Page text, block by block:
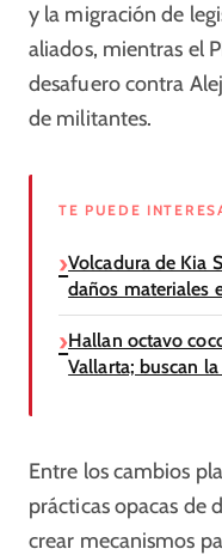
y la migración de
aliados, mientras el
desafuero contra
de militantes.
TE PUEDE
Volcadura de Kia
daños materiales
Hallan octavo
Vallarta; buscan la
Entre los cambios
prácticas opacas de
crear mecanismos